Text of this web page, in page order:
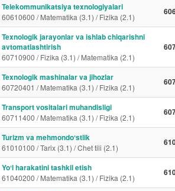
Telekommunikatsiya texnologiyalari
60610600 / Matematika (3.1) / Fizika (2.1)
Texnologik jarayonlar va ishlab chiqarishni
avtomatlashtirish
60710900 / Fizika (3.1) / Matematika (2.1)
Texnologik mashinalar va jihozlar
60720401 / Matematika (3.1) / Fizika (2.1)
Transport vositalari muhandisligi
60711400 / Matematika (3.1) / Fizika (2.1)
Turizm va mehmondoʻstlik
61010100 / Tarix (3.1) / Chet tili (2.1)
Yoʻl harakatini tashkil etish
61040200 / Matematika (3.1) / Fizika (2.1)